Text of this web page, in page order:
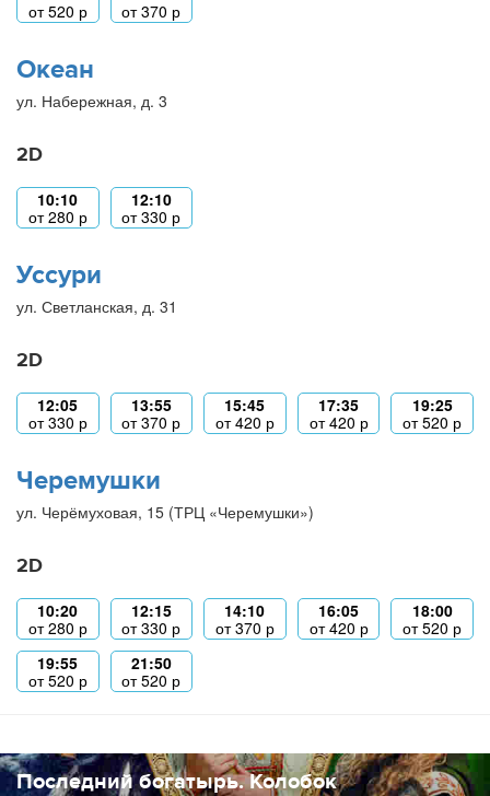
от520 р
от370 р
Океан
ул. Набережная, д. 3
2D
10:10
от280 р
12:10
от330 р
Уссури
ул. Светланская, д. 31
2D
12:05
от330 р
13:55
от370 р
15:45
от420 р
17:35
от420 р
19:25
от520 р
Черемушки
ул. Черёмуховая, 15 (ТРЦ «Черемушки»)
2D
10:20
от280 р
12:15
от330 р
14:10
от370 р
16:05
от420 р
18:00
от520 р
19:55
от520 р
21:50
от520 р
Последний богатырь. Колобок